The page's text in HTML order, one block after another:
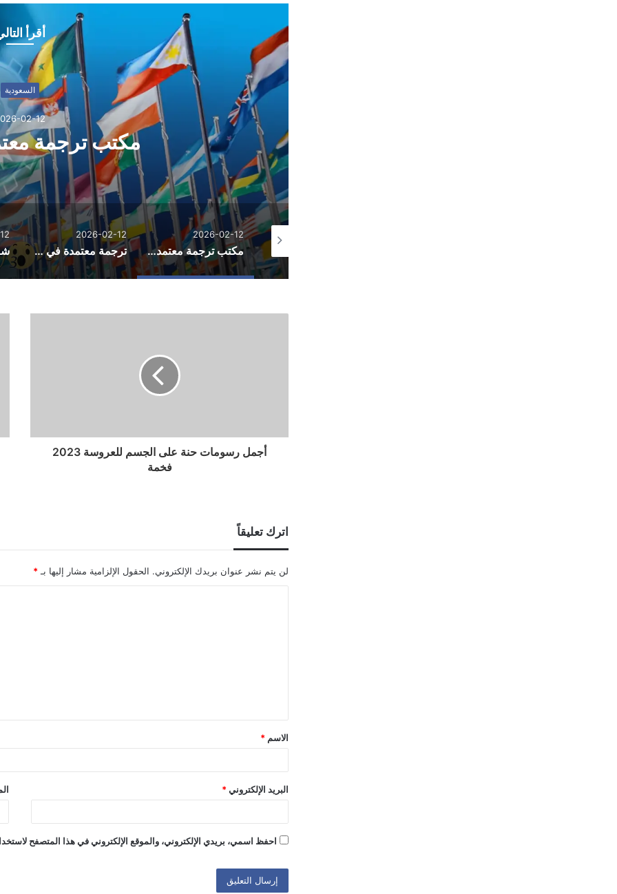
أقرأ
السعودية
02-12
مكتب ترجمة
2026-02-12
مكتب ترجمة معتمد في الخبر
2026-02-12
ترجمة معتمدة في جدة
أجمل رسومات حنة على الجسم للعروسة 2023
فخمة
اترك تعليقاً
لن يتم نشر عنوان بريدك الإلكتروني. الحقول الإلزامية مشار إليها بـ *
ق
*
الاسم *
البريد الإلكتروني *
احفظ اسمي، بريدي الإلكتروني، والموقع الإلكتروني في هذا المتصفح